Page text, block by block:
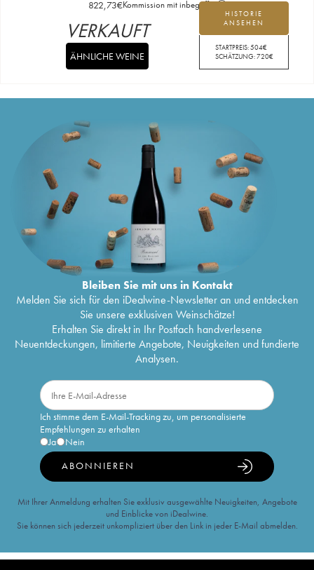
822,73€Kommission mit inbegriffen
HISTORIE
ANSEHEN
STARTPREIS:504€
SCHÄTZUNG:720€
VERKAUFT
ÄHNLICHE WEINE
Bleiben Sie mit uns in Kontakt
Melden Sie sich für den iDealwine-Newsletter an und entdecken
Sie unsere exklusiven Weinschätze!
Erhalten Sie direkt in Ihr Postfach handverlesene
Neuentdeckungen, limitierte Angebote, Neuigkeiten und fundierte
Analysen.
Ich stimme dem E-Mail-Tracking zu, um personalisierte
Empfehlungen zu erhalten
Ja
Nein
ABONNIEREN
Mit Ihrer Anmeldung erhalten Sie exklusiv ausgewählte Neuigkeiten, Angebote
und Einblicke von iDealwine.
Sie können sich jederzeit unkompliziert über den Link in jeder E-Mail abmelden.